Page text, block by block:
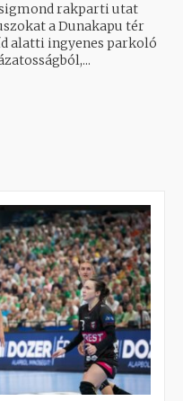
rakparti utat
a Dunakapu tér
alatti ingyenes parkoló